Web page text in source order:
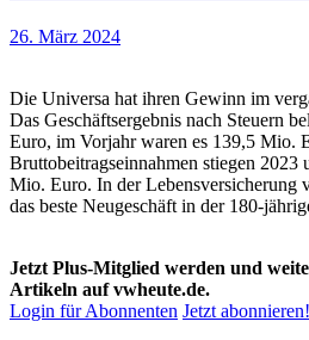
26. März 2024
Die Universa hat ihren Gewinn im
Das Geschäftsergebnis nach Steuern
Euro, im Vorjahr waren es 139,5 Mio.
Bruttobeitragseinnahmen stiegen 2023
Mio. Euro. In der Lebensversicherung
das beste Neugeschäft in der 180-
Jetzt Plus-Mitglied werden und
Artikeln auf vwheute.de.
Login für Abonnenten Jetzt abonnieren!